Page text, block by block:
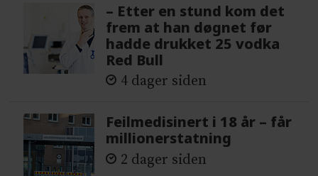
– Etter en stund kom det
frem at han døgnet før
hadde drukket 25 vodka
Red Bull
4 dager siden
Feilmedisinert i 18 år – får
millionerstatning
2 dager siden